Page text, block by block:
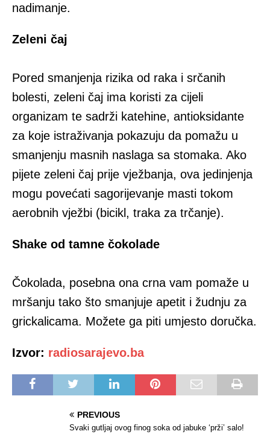
nadimanje.
Zeleni čaj
Pored smanjenja rizika od raka i srčanih
bolesti, zeleni čaj ima koristi za cijeli
organizam te sadrži katehine, antioksidante
za koje istraživanja pokazuju da pomažu u
smanjenju masnih naslaga sa stomaka. Ako
pijete zeleni čaj prije vježbanja, ova jedinjenja
mogu povećati sagorijevanje masti tokom
aerobnih vježbi (bicikl, traka za trčanje).
Shake od tamne čokolade
Čokolada, posebna ona crna vam pomaže u
mršanju tako što smanjuje apetit i žudnju za
grickalicama. Možete ga piti umjesto doručka.
Izvor: radiosarajevo.ba
PREVIOUS
Svaki gutljaj ovog finog soka od jabuke ‘prži’ salo!